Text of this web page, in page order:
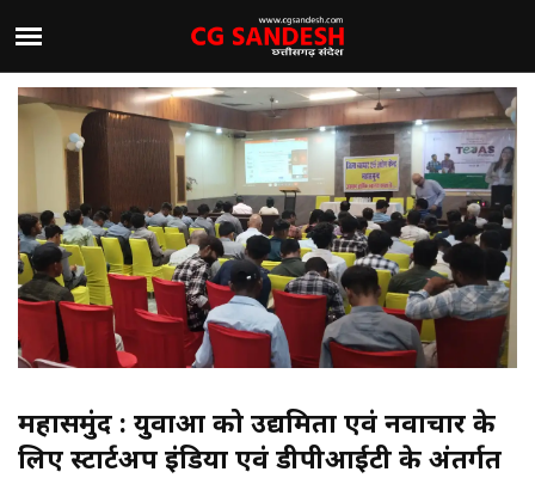
महासमुंद : युवाओं को उद्यमिता एवं नवाचार के
लिए स्टार्टअप इंडिया एवं डीपीआईटी के अंतर्गत